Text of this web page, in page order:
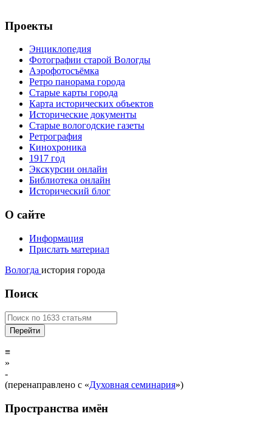
Проекты
Энциклопедия
Фотографии старой Вологды
Аэрофотосъёмка
Ретро панорама города
Старые карты города
Карта исторических объектов
Исторические документы
Старые вологодские газеты
Ретрография
Кинохроника
1917 год
Экскурсии онлайн
Библиотека онлайн
Исторический блог
О сайте
Информация
Прислать материал
Вологда история города
Поиск
≡
»
-
(перенаправлено с «Духовная семинария»)
Пространства имён